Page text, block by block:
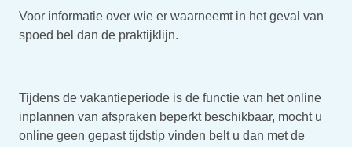
Voor informatie over wie er waarneemt in het geval van
spoed bel dan de praktijklijn.
Tijdens de vakantieperiode is de functie van het online
inplannen van afspraken beperkt beschikbaar, mocht u
online geen gepast tijdstip vinden belt u dan met de